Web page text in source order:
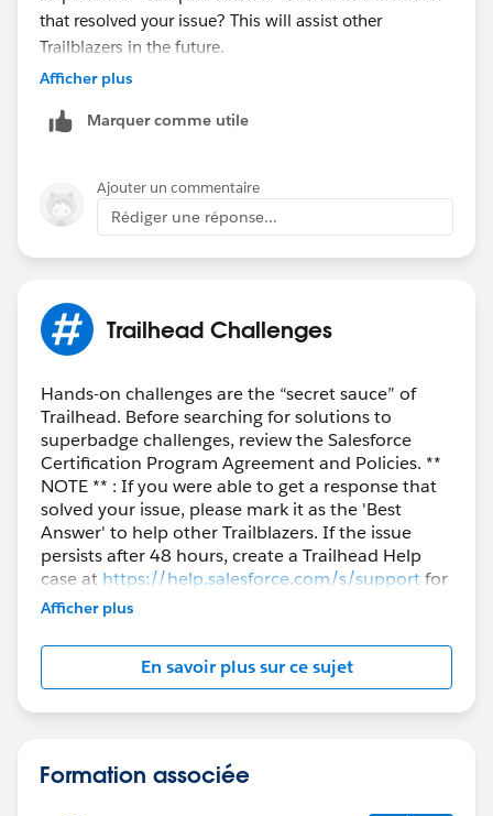
that resolved your issue? This will assist other
Trailblazers in the future.
Trailhead Help
++TrailheadHelpFollowUp
Afficher plus
Marquer comme utile
Ajouter un commentaire
Rédiger une réponse...
Trailhead Challenges
Hands-on challenges are the “secret sauce” of
Trailhead. Before searching for solutions to
superbadge challenges, review the Salesforce
Certification Program Agreement and Policies. **
NOTE ** : If you were able to get a response that
solved your issue, please mark it as the 'Best
Answer' to help other Trailblazers. If the issue
persists after 48 hours, create a Trailhead Help
case at https://help.salesforce.com/s/supportfor
further assistance.
Afficher plus
En savoir plus sur ce sujet
Formation associée